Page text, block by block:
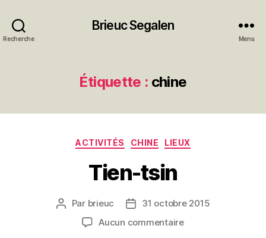
Recherche
Brieuc Segalen
Menu
Étiquette : chine
Catégories
ACTIVITÉS CHINE LIEUX
Tien-tsin
Auteur
l’article
Par brieuc
Date31 octobre 2015
Aucun commentairesur